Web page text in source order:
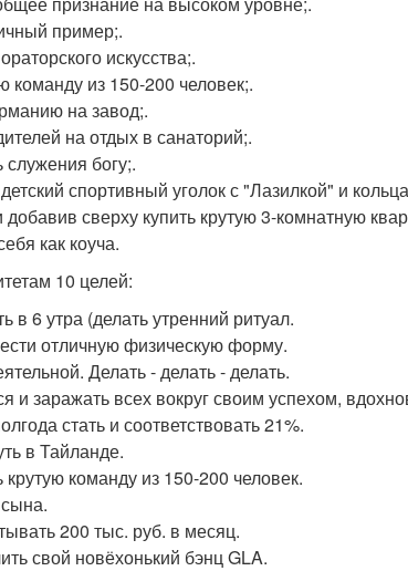
пример;.
искусства;.
команду из 150-200 человек;.
на завод;.
на отдых в санаторий;.
служения богу;.
спортивный уголок с "Лазилкой" и
сверху купить крутую 3-комнатную
как коуча.
10 целей:
в 6 утра (делать утренний ритуал.
отличную физическую форму.
Делать - делать - делать.
и заражать всех вокруг своим успехом,
стать и соответствовать 21%.
в Тайланде.
команду из 150-200 человек.
200 тыс. руб. в месяц.
свой новёхонький бэнц GLA.